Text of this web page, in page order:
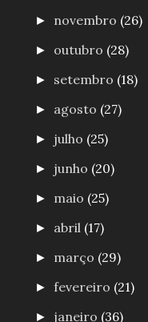
► novembro (26)
► outubro (28)
► setembro (18)
► agosto (27)
► julho (25)
► junho (20)
► maio (25)
► abril (17)
► março (29)
►fevereiro (21)
► janeiro (36)